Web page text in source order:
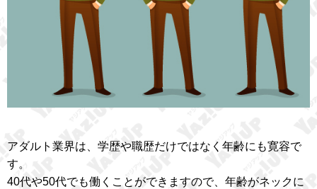
アダルト業界は、学歴や職歴だけではなく年齢にも寛容で
す。
40代や50代でも働くことができますので、年齢がネックに